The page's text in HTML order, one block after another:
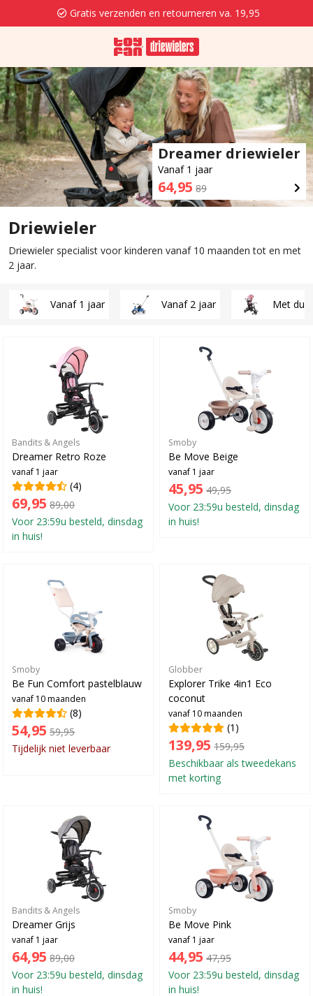
Gratis verzenden en retourneren va. 19,95
Dreamer driewieler
Vanaf 1 jaar
64,95 89
Driewieler
Driewieler specialist voor kinderen vanaf 10 maanden tot en met
2 jaar.
Vanaf 1 jaar Vanaf 2 jaar Met
Bandits & Angels
Dreamer Retro Roze
vanaf 1 jaar
(4)
69,95 89,00
Voor 23:59u besteld, dinsdag
in huis!
Smoby
Be Move Beige
vanaf 1 jaar
45,95 49,95
Voor 23:59u besteld, dinsdag
in huis!
Smoby
Be Fun Comfort pastelblauw
vanaf 10 maanden
(8)
54,95 59,95
Tijdelijk niet leverbaar
Globber
Explorer Trike 4in1 Eco
coconut
vanaf 10 maanden
(1)
139,95 159,95
Beschikbaar als tweedekans
met korting
Bandits & Angels
Dreamer Grijs
vanaf 1 jaar
64,95 89,00
Voor 23:59u besteld, dinsdag
in huis!
Smoby
Be Move Pink
vanaf 1 jaar
44,95 47,95
Voor 23:59u besteld, dinsdag
in huis!